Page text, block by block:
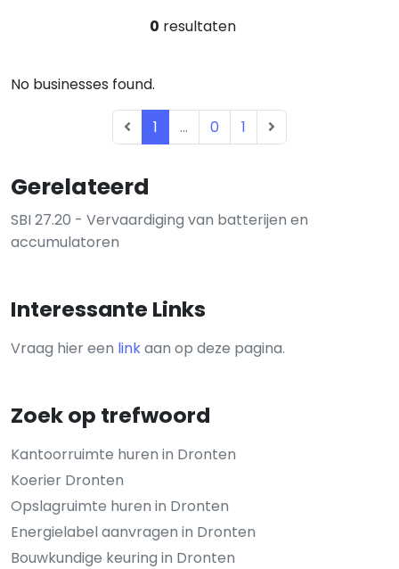
Gerelateerd
SBI 27.20 - Vervaardiging van batterijen en
accumulatoren
Interessante Links
Vraag hier een linkaan op deze pagina.
Zoek op trefwoord
Kantoorruimte huren in Dronten
Koerier Dronten
Opslagruimte huren in Dronten
Energielabel aanvragen in Dronten
Bouwkundige keuring in Dronten
0 resultaten
No businesses found.
1 ... 0 1